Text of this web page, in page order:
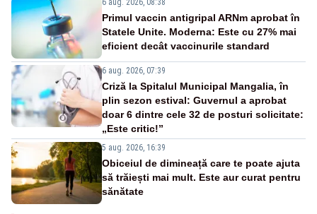
6 aug. 2026, 08:38
Primul vaccin antigripal ARNm aprobat în
Statele Unite. Moderna: Este cu 27% mai
eficient decât vaccinurile standard
6 aug. 2026, 07:39
Criză la Spitalul Municipal Mangalia, în
plin sezon estival: Guvernul a aprobat
doar 6 dintre cele 32 de posturi solicitate:
„Este critic!”
5 aug. 2026, 16:39
Obiceiul de dimineață care te poate ajuta
să trăiești mai mult. Este aur curat pentru
sănătate